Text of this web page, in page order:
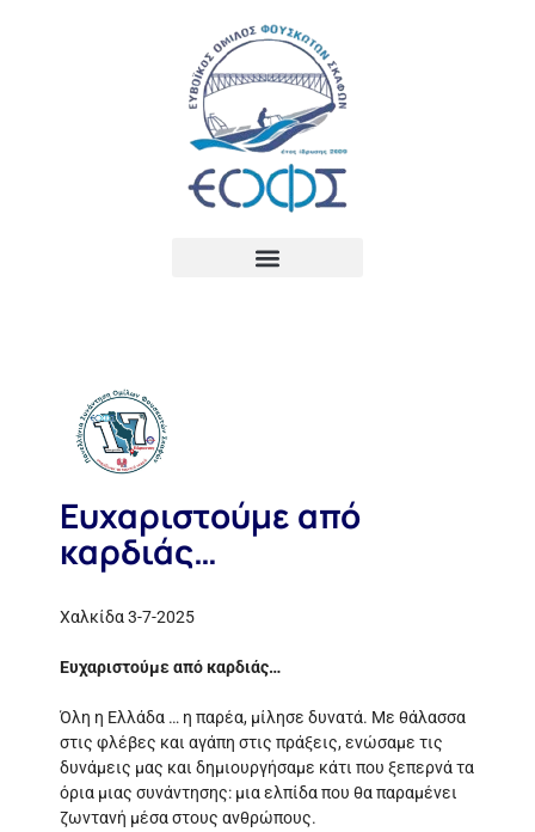
Ευχαριστούμε από
καρδιάς…
Χαλκίδα 3-7-2025
Ευχαριστούμε από καρδιάς…
Όλη η Ελλάδα … η παρέα, μίλησε δυνατά. Με θάλασσα
στις φλέβες και αγάπη στις πράξεις, ενώσαμε τις
δυνάμεις μας και δημιουργήσαμε κάτι που ξεπερνά τα
όρια μιας συνάντησης: μια ελπίδα που θα παραμένει
ζωντανή μέσα στους ανθρώπους.